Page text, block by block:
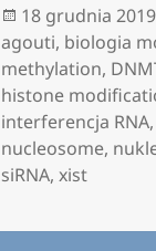
Data
publikacji
18 grudnia 2019
agouti, biologia
methylation,
histone
interferencja RNA,
nucleosome,
siRNA,xist